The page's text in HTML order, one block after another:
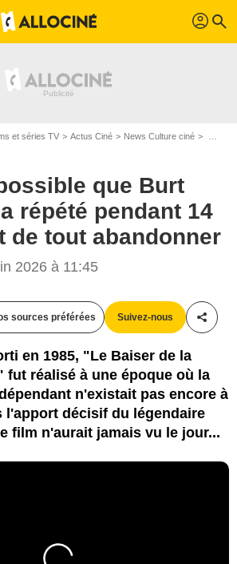
profil search
et séries TV Actus Ciné News Culture ciné
que Burt
répété pendant 14
de tout abandonner
2026 à 11:45
sources préférées Suivez-nous
en 1985, "Le Baiser de la
fut réalisé à une époque où la
n'existait pas encore à
l'apport décisif du légendaire
film n'aurait jamais vu le jour...